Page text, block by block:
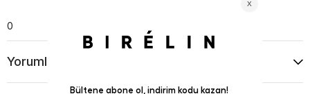
0
Yorumlar